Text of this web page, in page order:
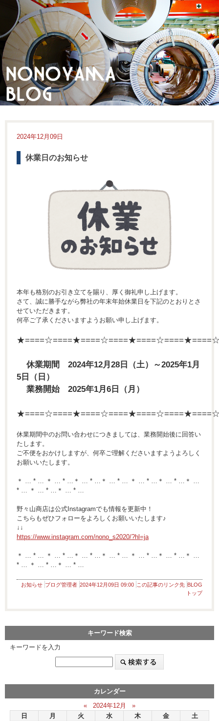
2024年12月09日
休業日のお知らせ
本年も格別のお引き立てを賜り、厚く御礼申し上げます。
さて、誠に勝手ながら弊社の年末年始休業日を下記のとおりとさ
せていただきます。
何卒ご了承くださいますようお願い申し上げます。
休業期間 2024年12月28日（土）～2025年1月
5日（日）
業務開始 2025年1月6日（月）
休業期間中のお問い合わせにつきましては、業務開始後に回答い
たします。
ご不便をおかけしますが、何卒ご理解くださいますようよろしく
お願いいたします。
＊ … * … ＊ … * …＊ … * …＊ … * … ＊ … * …＊ … * …＊ …
* … ＊ … * …＊ … * …
野々山商店は公式Instagramでも情報を更新中！
こちらもぜひフォローをよろしくお願いいたします♪
↓↓
https://www.instagram.com/nono_s2020/?hl=ja
＊ … * … ＊ … * …＊ … * …＊ … * … ＊ … * …＊ … * …＊ …
* … ＊ … * …＊ … * …
お知らせ ブログ管理者 2024年12月09日 09:00 この記事のリンク先 BLOG
トップ
キーワード検索
キーワードを入力
カレンダー
«
2024年12月
»
日
月 火 水 木 金
土